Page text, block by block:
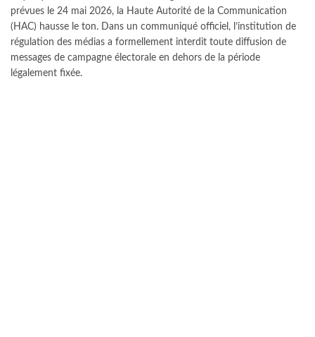
prévues le 24 mai 2026, la Haute Autorité de la Communication
(HAC) hausse le ton. Dans un communiqué officiel, l’institution de
régulation des médias a formellement interdit toute diffusion de
messages de campagne électorale en dehors de la période
légalement fixée.